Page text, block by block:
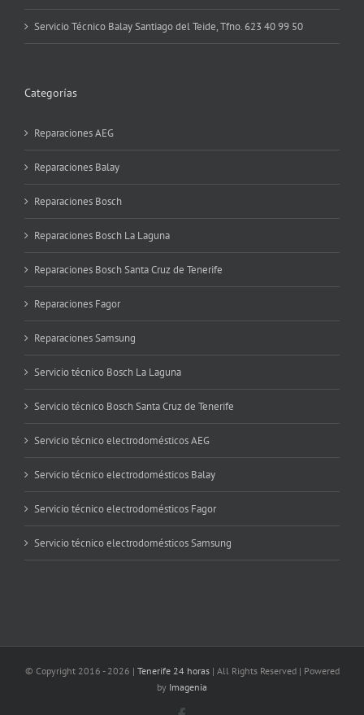
Servicio Técnico Balay Santiago del Teide, Tfno. 623 40 99 50
Categorías
Reparaciones AEG
Reparaciones Balay
Reparaciones Bosch
Reparaciones Bosch La Laguna
Reparaciones Bosch Santa Cruz de Tenerife
Reparaciones Fagor
Reparaciones Samsung
Servicio técnico Bosch La Laguna
Servicio técnico Bosch Santa Cruz de Tenerife
Servicio técnico electrodomésticos AEG
Servicio técnico electrodomésticos Balay
Servicio técnico electrodomésticos Fagor
Servicio técnico electrodomésticos Samsung
© Copyright 2016 - 2026 | Tenerife 24 horas| All Rights Reserved | Powered
by Imagenia